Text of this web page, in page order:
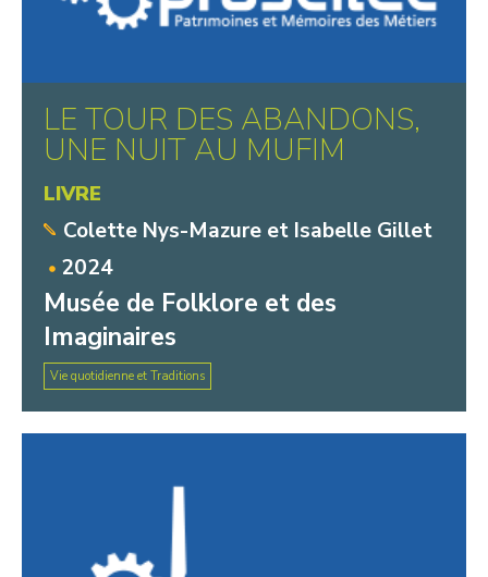
LE TOUR DES ABANDONS,
UNE NUIT AU MUFIM
LIVRE
Colette Nys-Mazure et Isabelle Gillet
2024
Musée de Folklore et des
Imaginaires
Vie quotidienne et Traditions